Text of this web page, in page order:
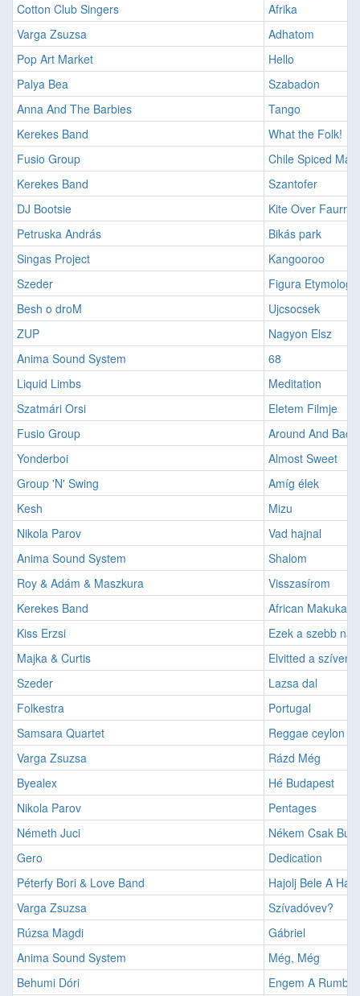
Cotton Club Singers
Afrika
Varga Zsuzsa
Adhatom
Pop Art Market
Hello
Palya Bea
Szabadon
Anna And The Barbies
Tango
Kerekes Band
What the Folk!
Fusio Group
Chile Spiced
Kerekes Band
Szantofer
DJ Bootsie
Kite Over
Petruska András
Bikás park
Singas Project
Kangooroo
Szeder
Figura
Besh o droM
Ujcsocsek
ZUP
Nagyon Elsz
Anima Sound System
68
Liquid Limbs
Meditation
Szatmári Orsi
Eletem Filmje
Fusio Group
Around And Back
Yonderboi
Almost Sweet
Group 'N' Swing
Amíg élek
Kesh
Mizu
Nikola Parov
Vad hajnal
Anima Sound System
Shalom
Roy & Adám & Maszkura
Visszasírom
Kerekes Band
African Makuka
Kiss Erzsi
Ezek a szebb
Majka & Curtis
Elvitted a
Szeder
Lazsa dal
Folkestra
Portugal
Samsara Quartet
Reggae ceylon
Varga Zsuzsa
Rázd Még
Byealex
Hé Budapest
Nikola Parov
Pentages
Németh Juci
Nékem Csak
Gero
Dedication
Péterfy Bori & Love Band
Hajolj Bele A
Varga Zsuzsa
Szívadóvev?
Rúzsa Magdi
Gábriel
Anima Sound System
Még, Még
Behumi Dóri
Engem A